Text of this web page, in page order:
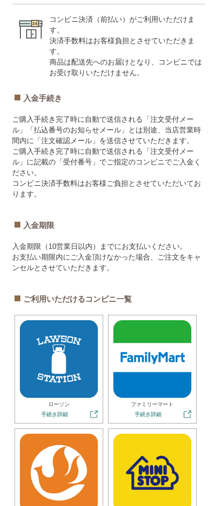
コンビニ決済（前払い）がご利用いただけま
す。
決済手数料はお客様負担とさせていただきま
す。
商品は配送先へのお届けとなり、コンビニでは
お受け取りいただけません。
入金手続き
ご購入手続き完了時に自動で送信される「注文受付メー
ル」「払込番号のお知らせメール」とは別途、当店営業時
間内に「注文確認メール」を送信させていただきます。
ご購入手続き完了時に自動で送信される「注文受付メー
ル」に記載の「受付番号」でご指定のコンビニでご入金く
ださい。
コンビニ決済手数料はお客様ご負担とさせていただいてお
ります。
入金期限
入金期限（10営業日以内）までにお支払いください。
お支払い期限内にご入金頂けなかった場合、ご注文をキャ
ンセルとさせていただきます。
ご利用いただけるコンビニ一覧
ローソン
手続き詳細
ファミリーマート
手続き詳細